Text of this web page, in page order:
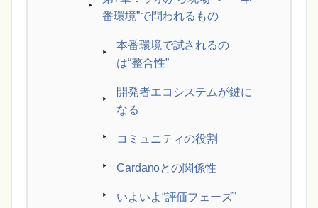
番環境”で問われるもの
本番環境で試されるの
は“整合性”
開発者エコシステムが鍵に
なる
コミュニティの役割
Cardanoとの関係性
いよいよ“評価フェーズ”